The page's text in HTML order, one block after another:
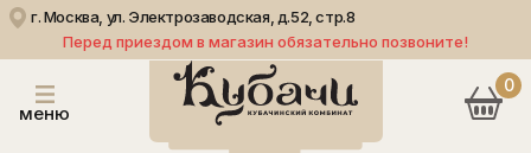
г. Москва, ул. Электрозаводская, д.52, стр.8
Перед приездом в магазин обязательно позвоните!
меню
0